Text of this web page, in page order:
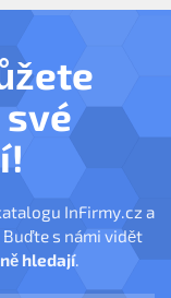
InFirmy.cz a
s námi vidět
hledají.